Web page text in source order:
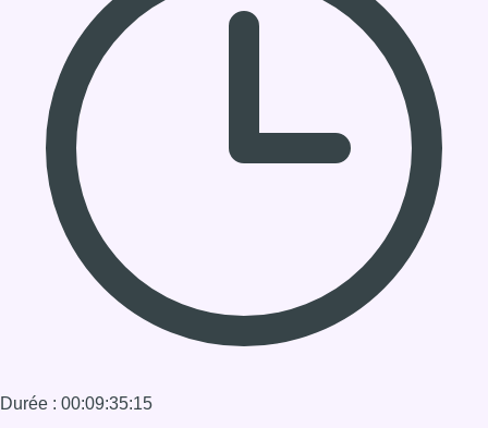
Durée : 00:09:35:15
Partager l'émission
Facebook
Twitter